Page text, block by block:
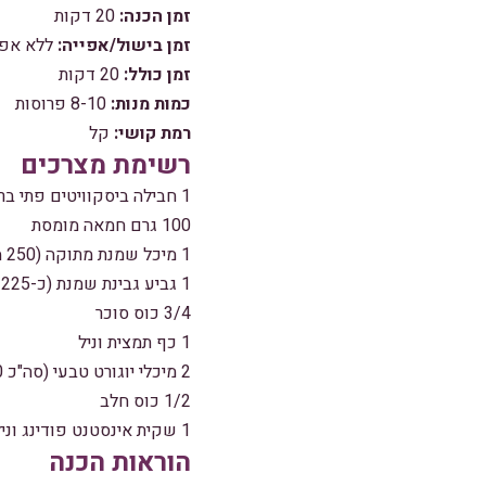
זמן הכנה:
זמן בישול/אפייה: ללא
זמן כולל:
כמות מנות:
רמת קושי: קל
רשימת מצרכים
1 חבילה ביסקוויטים פתי בר (כ-250 גרם)
100 גרם חמאה מומסת
1 מיכל שמנת מתוקה (250 מ"ל)
1 גביע גבינת שמנת (כ-225 גרם)
3/4 כוס סוכר
1 כף תמצית וניל
2 מיכלי יוגורט טבעי (סה"כ 300 גרם)
1/2 כוס חלב
1 שקית אינסטנט פודינג וניל
הוראות הכנה